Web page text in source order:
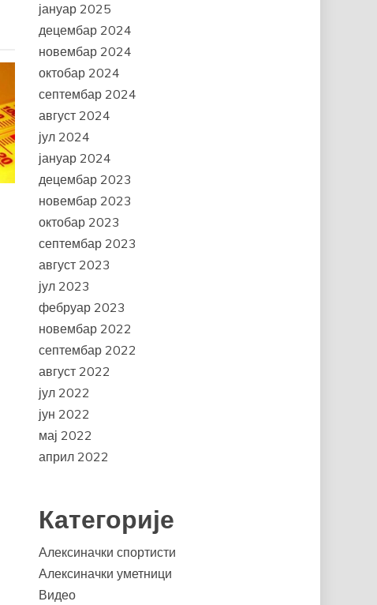
јануар 2025
децембар 2024
новембар 2024
октобар 2024
септембар 2024
август 2024
јул 2024
јануар 2024
децембар 2023
новембар 2023
октобар 2023
септембар 2023
август 2023
јул 2023
фебруар 2023
новембар 2022
септембар 2022
август 2022
јул 2022
јун 2022
мај 2022
април 2022
Категорије
Алексиначки спортисти
Алексиначки уметници
Видео